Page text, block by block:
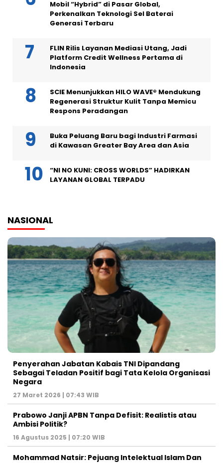
Mobil “Hybrid” di Pasar Global,
Perkenalkan Teknologi Sel Baterai
Generasi Terbaru
FLIN Rilis Layanan Mediasi Utang, Jadi
Platform Credit Wellness Pertama di
Indonesia
SCIE Menunjukkan HILO WAVE® Mendukung
Regenerasi Struktur Kulit Tanpa Memicu
Respons Peradangan
Buka Peluang Baru bagi Industri Farmasi
di Kawasan Greater Bay Area dan Asia
“NI NO KUNI: CROSS WORLDS” HADIRKAN
LAYANAN GLOBAL TERPADU
NASIONAL
Penyerahan Jabatan Kabais TNI Dipandang
Sebagai Teladan Positif bagi Tata Kelola Organisasi
Negara
27 Maret 2026 | 07:43 WIB
Prabowo Janji APBN Tanpa Defisit: Realistis atau
Ambisi Politik?
16 Agustus 2025 | 07:20 WIB
Mohammad Natsir: Pejuang Intelektual Islam Dan